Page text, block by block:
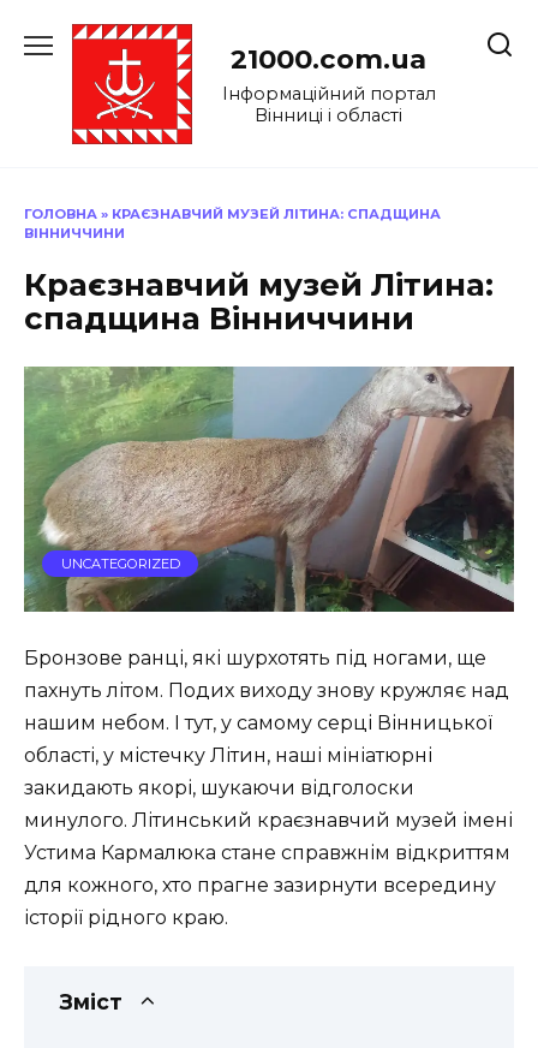
до
21000.com.ua
Інформаційний портал
Вінниці і області
ГОЛОВНА » КРАЄЗНАВЧИЙ МУЗЕЙ ЛІТИНА: СПАДЩИНА
ВІННИЧЧИНИ
Краєзнавчий музей Літина:
спадщина Вінниччини
UNCATEGORIZED
Бронзове ранці, які шурхотять під ногами, ще
пахнуть літом. Подих виходу знову кружляє над
нашим небом. І тут, у самому серці Вінницької
області, у містечку Літин, наші мініатюрні
закидають якорі, шукаючи відголоски
минулого. Літинський краєзнавчий музей імені
Устима Кармалюка стане справжнім відкриттям
для кожного, хто прагне зазирнути всередину
історії рідного краю.
Зміст